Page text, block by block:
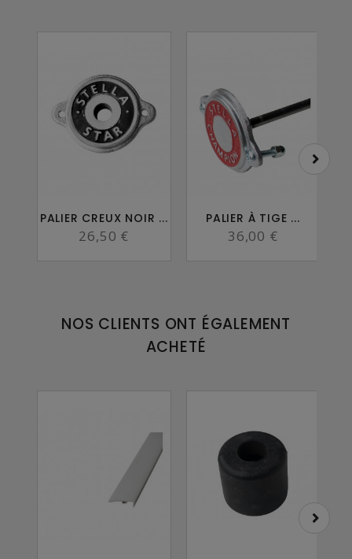
PALIER CREUX NOIR ...
26,50 €
PALIER À TIGE ...
36,00 €
NOS CLIENTS ONT ÉGALEMENT
ACHETÉ